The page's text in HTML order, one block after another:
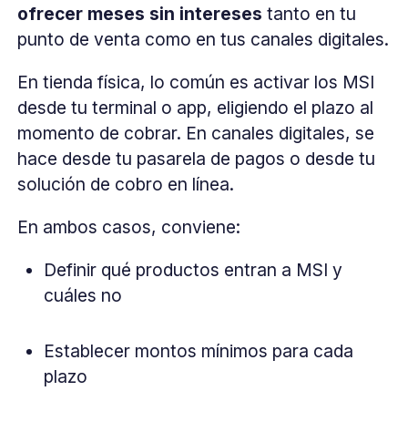
ofrecer meses sin intereses tanto en tu
punto de venta como en tus canales digitales.
En tienda física, lo común es activar los MSI
desde tu terminal o app, eligiendo el plazo al
momento de cobrar. En canales digitales, se
hace desde tu pasarela de pagos o desde tu
solución de cobro en línea.
En ambos casos, conviene:
Definir qué productos entran a MSI y
cuáles no
Establecer montos mínimos para cada
plazo